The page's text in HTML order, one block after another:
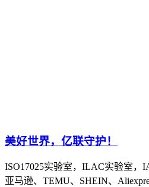
美好世界，亿联守护！
ISO17025实验室，ILAC实验室，
亚马逊、TEMU、SHEIN、